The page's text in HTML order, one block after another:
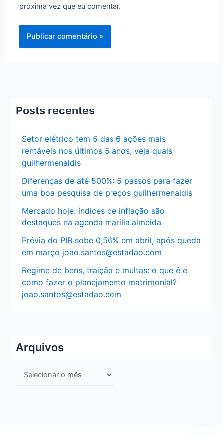
próxima vez que eu comentar.
Posts recentes
Setor elétrico tem 5 das 6 ações mais
rentáveis nos últimos 5 anos; veja quais
guilhermenaldis
Diferenças de até 500%: 5 passos para fazer
uma boa pesquisa de preços guilhermenaldis
Mercado hoje: índices de inflação são
destaques na agenda marilia.almeida
Prévia do PIB sobe 0,56% em abril, após queda
em março joao.santos@estadao.com
Regime de bens, traição e multas: o que é e
como fazer o planejamento matrimonial?
joao.santos@estadao.com
Arquivos
i